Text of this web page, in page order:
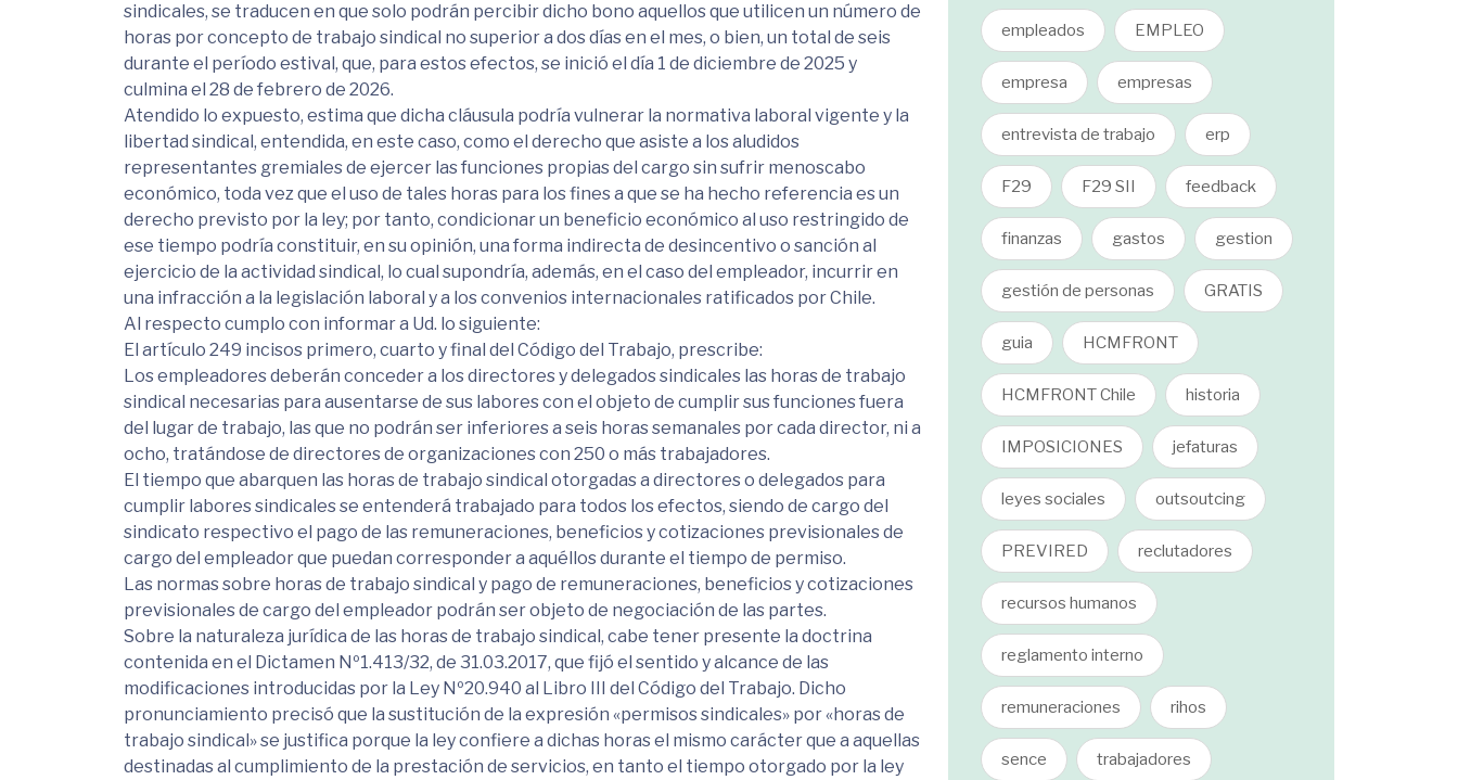
sindicales, se traducen en que solo podrán percibir dicho bono aquellos que utilicen un número de
horas por concepto de trabajo sindical no superior a dos días en el mes, o bien, un total de seis
durante el período estival, que, para estos efectos, se inició el día 1 de diciembre de 2025 y
culmina el 28 de febrero de 2026.
Atendido lo expuesto, estima que dicha cláusula podría vulnerar la normativa laboral vigente y la
libertad sindical, entendida, en este caso, como el derecho que asiste a los aludidos
representantes gremiales de ejercer las funciones propias del cargo sin sufrir menoscabo
económico, toda vez que el uso de tales horas para los fines a que se ha hecho referencia es un
derecho previsto por la ley; por tanto, condicionar un beneficio económico al uso restringido de
ese tiempo podría constituir, en su opinión, una forma indirecta de desincentivo o sanción al
ejercicio de la actividad sindical, lo cual supondría, además, en el caso del empleador, incurrir en
una infracción a la legislación laboral y a los convenios internacionales ratificados por Chile.
Al respecto cumplo con informar a Ud. lo siguiente:
El artículo 249 incisos primero, cuarto y final del Código del Trabajo, prescribe:
Los empleadores deberán conceder a los directores y delegados sindicales las horas de trabajo
sindical necesarias para ausentarse de sus labores con el objeto de cumplir sus funciones fuera
del lugar de trabajo, las que no podrán ser inferiores a seis horas semanales por cada director, ni a
ocho, tratándose de directores de organizaciones con 250 o más trabajadores.
El tiempo que abarquen las horas de trabajo sindical otorgadas a directores o delegados para
cumplir labores sindicales se entenderá trabajado para todos los efectos, siendo de cargo del
sindicato respectivo el pago de las remuneraciones, beneficios y cotizaciones previsionales de
cargo del empleador que puedan corresponder a aquéllos durante el tiempo de permiso.
Las normas sobre horas de trabajo sindical y pago de remuneraciones, beneficios y cotizaciones
previsionales de cargo del empleador podrán ser objeto de negociación de las partes.
Sobre la naturaleza jurídica de las horas de trabajo sindical, cabe tener presente la doctrina
contenida en el Dictamen Nº1.413/32, de 31.03.2017, que fijó el sentido y alcance de las
modificaciones introducidas por la Ley Nº20.940 al Libro III del Código del Trabajo. Dicho
pronunciamiento precisó que la sustitución de la expresión «permisos sindicales» por «horas de
trabajo sindical» se justifica porque la ley confiere a dichas horas el mismo carácter que a aquellas
destinadas al cumplimiento de la prestación de servicios, en tanto el tiempo otorgado por la ley
empleados EMPLEO
empresa empresas
entrevista de trabajo erp
F29 F29 SII feedback
finanzas gastos gestion
gestión de personas GRATIS
guia HCMFRONT
HCMFRONT Chile historia
IMPOSICIONES jefaturas
leyes sociales outsoutcing
PREVIRED reclutadores
recursos humanos
reglamento interno
remuneraciones rihos
sence trabajadores